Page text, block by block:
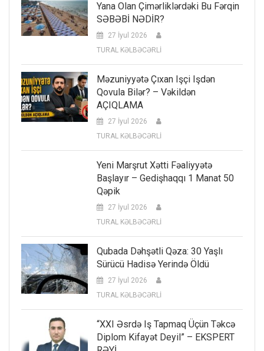
Yana Olan Çimərliklərdəki Bu Fərqin
SƏBƏBİ NƏDİR?
27 İyul 2026
TURAL KƏLBƏCƏRLİ
Məzuniyyətə Çıxan Işçi Işdən
Qovula Bilər? – Vəkildən
AÇIQLAMA
27 İyul 2026
TURAL KƏLBƏCƏRLİ
Yeni Marşrut Xətti Fəaliyyətə
Başlayır – Gedişhaqqı 1 Manat 50
Qəpik
27 İyul 2026
TURAL KƏLBƏCƏRLİ
Qubada Dəhşətli Qəza: 30 Yaşlı
Sürücü Hadisə Yerində Öldü
27 İyul 2026
TURAL KƏLBƏCƏRLİ
“XXI Əsrdə Iş Tapmaq Üçün Təkcə
Diplom Kifayət Deyil” – EKSPERT